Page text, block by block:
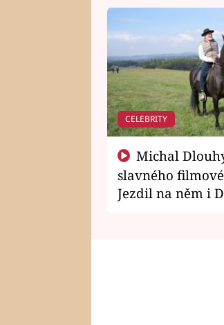
CELEBRITY
slavného
Jezdil na něm i